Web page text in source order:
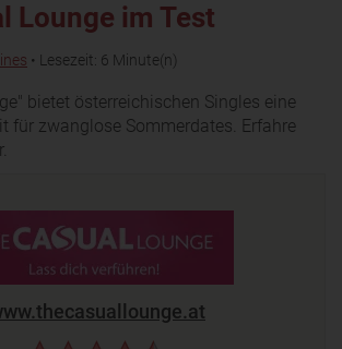
Lounge im Test
• Lesezeit: 6 Minute(n)
bietet österreichischen Singles eine
für zwanglose Sommerdates. Erfahre